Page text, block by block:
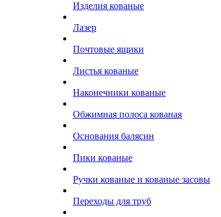
Изделия кованые
Лазер
Почтовые ящики
Листья кованые
Наконечники кованые
Обжимная полоса кованая
Основания балясин
Пики кованые
Ручки кованые и кованые засовы
Переходы для труб